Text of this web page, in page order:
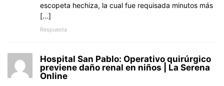
escopeta hechiza, la cual fue requisada minutos más
[…]
Respuesta
Hospital San Pablo: Operativo quirúrgico
previene daño renal en niños | La Serena
Online